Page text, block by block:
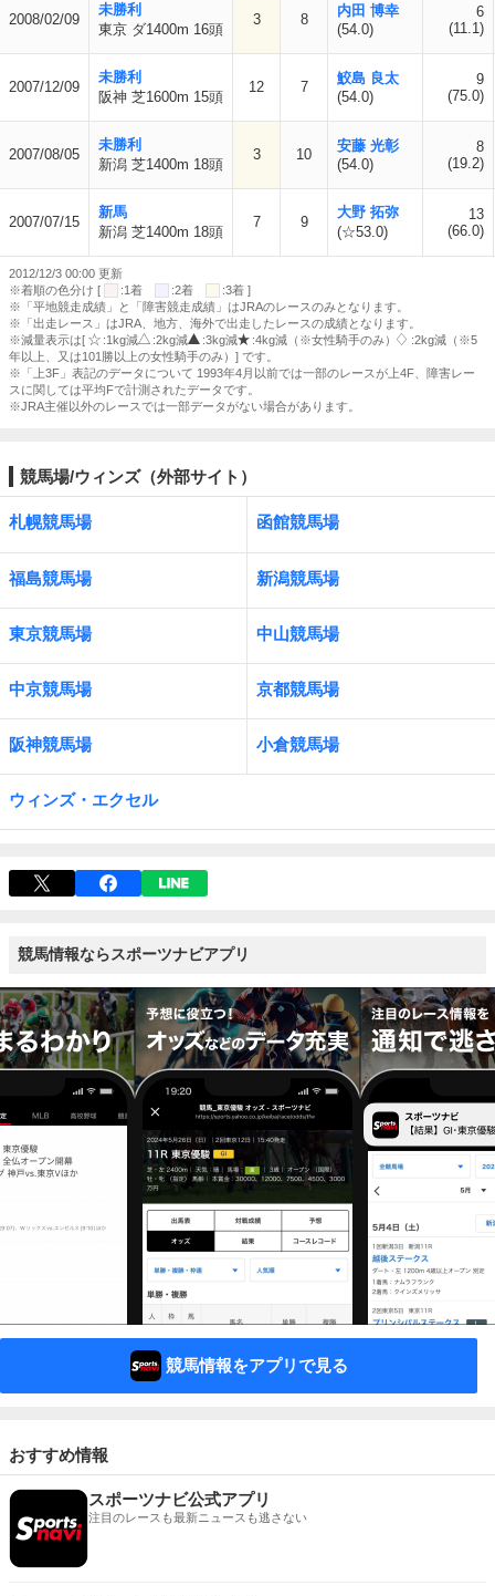
2008/02/09
未勝利
東京 ダ1400m 16頭
3 8
内田 博幸
(54.0)
6
(11.1)
2007/12/09
未勝利
阪神 芝1600m 15頭
12 7
鮫島 良太
(54.0)
9
(75.0)
2007/08/05
未勝利
新潟 芝1400m 18頭
3 10
安藤 光彰
(54.0)
8
(19.2)
2007/07/15
新馬
新潟 芝1400m 18頭
7 9
大野 拓弥
(☆53.0)
13
(66.0)
2012/12/3 00:00 更新
※着順の色分け [
:1着 :2着
:3着 ]
※「平地競走成績」と「障害競走成績」はJRAのレースのみとなります。
※「出走レース」はJRA、地方、海外で出走したレースの成績となります。
※減量表示は[
:1kg減 :2kg減 :3kg減 :4kg減（※女性騎手のみ）
:2kg減（※5
年以上、又は101勝以上の女性騎手のみ）] です。
※「上3F」表記のデータについて 1993年4月以前では一部のレースが上4F、障害レー
スに関しては平均Fで計測されたデータです。
※JRA主催以外のレースでは一部データがない場合があります。
競馬場/ウィンズ（外部サイト）
札幌競馬場 函館競馬場
福島競馬場 新潟競馬場
東京競馬場 中山競馬場
中京競馬場 京都競馬場
阪神競馬場 小倉競馬場
ウィンズ・エクセル
競馬情報ならスポーツナビアプリ
競馬情報をアプリで見る
おすすめ情報
スポーツナビ公式アプリ
注目のレースも最新ニュースも逃さない